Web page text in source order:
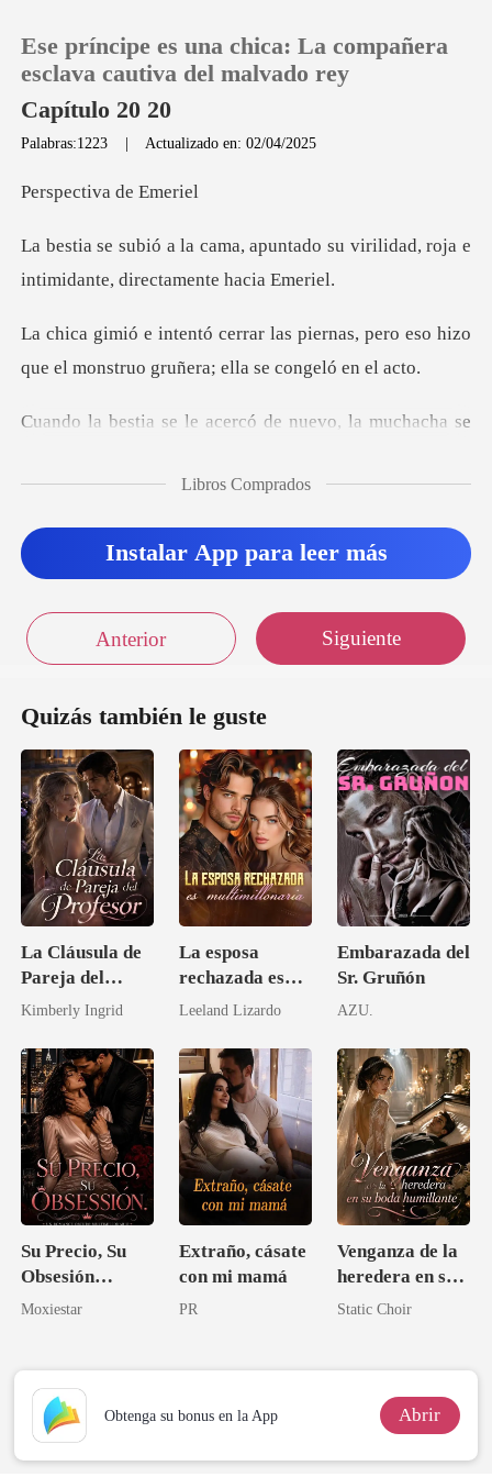
Historia
Instalar APP
Ese príncipe es una chica: La compañera
esclava cautiva del malvado rey
Capítulo 20 20
Palabras:1223 | Actualizado en: 02/04/2025
tiva de
ntado su virilidad, roja e
intimi
iernas, pero eso hizo
que el monstruo
evo, la muchacha se
Libros Comprados
Instalar App para leer más
Anterior Siguiente
Quizás también le guste
La Cláusula de
Pareja del
Profesor
Kimberly Ingrid
La esposa
rechazada es
multimillonaria
Leeland Lizardo
Embarazada del
Sr. Gruñón
AZU.
Su Precio, Su
Obsesión
(Romance
/ Romance
oscuro)
Moxiestar
Extraño, cásate
con mi mamá
PR
Venganza de la
heredera en su
boda humillante
Static Choir
Obtenga su bonus en la App Abrir